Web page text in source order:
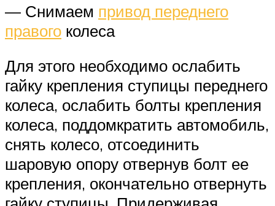
— Снимаем привод переднего
правого колеса
Для этого необходимо ослабить
гайку крепления ступицы переднего
колеса, ослабить болты крепления
колеса, поддомкратить автомобиль,
снять колесо, отсоединить
шаровую опору отвернув болт ее
крепления, окончательно отвернуть